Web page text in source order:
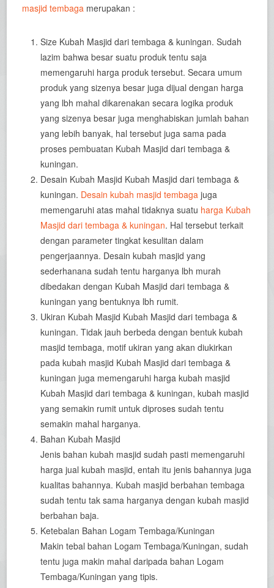
masjid tembaga merupakan :
Size Kubah Masjid dari tembaga & kuningan. Sudah
lazim bahwa besar suatu produk tentu saja
memengaruhi harga produk tersebut. Secara umum
produk yang sizenya besar juga dijual dengan harga
yang lbh mahal dikarenakan secara logika produk
yang sizenya besar juga menghabiskan jumlah bahan
yang lebih banyak, hal tersebut juga sama pada
proses pembuatan Kubah Masjid dari tembaga &
kuningan.
Desain Kubah Masjid Kubah Masjid dari tembaga &
kuningan. Desain kubah masjid tembaga juga
memengaruhi atas mahal tidaknya suatu harga Kubah
Masjid dari tembaga & kuningan. Hal tersebut terkait
dengan parameter tingkat kesulitan dalam
pengerjaannya. Desain kubah masjid yang
sederhanana sudah tentu harganya lbh murah
dibedakan dengan Kubah Masjid dari tembaga &
kuningan yang bentuknya lbh rumit.
Ukiran Kubah Masjid Kubah Masjid dari tembaga &
kuningan. Tidak jauh berbeda dengan bentuk kubah
masjid tembaga, motif ukiran yang akan diukirkan
pada kubah masjid Kubah Masjid dari tembaga &
kuningan juga memengaruhi harga kubah masjid
Kubah Masjid dari tembaga & kuningan, kubah masjid
yang semakin rumit untuk diproses sudah tentu
semakin mahal harganya.
Bahan Kubah Masjid
Jenis bahan kubah masjid sudah pasti memengaruhi
harga jual kubah masjid, entah itu jenis bahannya juga
kualitas bahannya. Kubah masjid berbahan tembaga
sudah tentu tak sama harganya dengan kubah masjid
berbahan baja.
Ketebalan Bahan Logam Tembaga/Kuningan
Makin tebal bahan Logam Tembaga/Kuningan, sudah
tentu juga makin mahal daripada bahan Logam
Tembaga/Kuningan yang tipis.